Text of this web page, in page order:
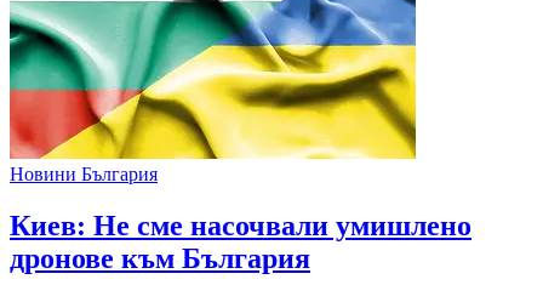
Новини България
Киев: Не сме насочвали умишлено
дронове към България